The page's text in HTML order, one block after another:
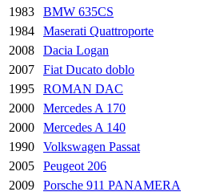
1983
BMW 635CS
1984
Maserati Quattroporte
2008
Dacia Logan
2007
Fiat Ducato doblo
1995
ROMAN DAC
2000
Mercedes A 170
2000
Mercedes A 140
1990
Volkswagen Passat
2005
Peugeot 206
2009
Porsche 911 PANAMERA